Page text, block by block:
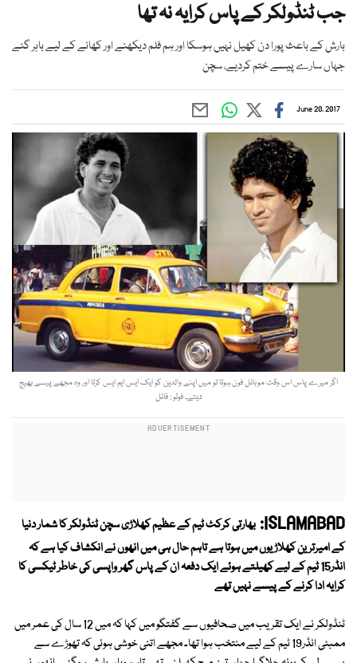
جب ٹنڈولکر کے پاس کرایہ نہ تھا
بارش کے باعث پورا دن کھیل نہیں ہوسکا اور ہم فلم دیکھنے اور کھانے کے لیے باہر گئے
جہاں سارے پیسے ختم کردیے، سچن
June 20, 2017
اگر میرے پاس اس وقت موبائل فون ہوتا تو میں اپنے والدین کو ایک ایس ایم ایس کرتا اور وہ مجھے پیسے بھیج
دیتے۔ فوٹو : فائل
ISLAMABAD: بھارتی کرکٹ ٹیم کے عظیم کھلاڑی سچن ٹنڈولکر کا شمار دنیا
کے امیرترین کھلاڑیوں میں ہوتا ہے تاہم حال ہی میں انھوں نے انکشاف کیا ہے کہ
انڈر15 ٹیم کے لیے کھیلتے ہوئے ایک دفعہ ان کے پاس گھر واپسی کی خاطر ٹیکسی کا
کرایہ ادا کرنے کے پیسے نہیں تھے
ٹنڈولکر نے ایک تقریب میں صحافیوں سے گفتگو میں کہا کہ میں 12 سال کی عمر میں
ممبئی انڈر19 ٹیم کے لیے منتخب ہوا تھا۔ مجھے اتنی خوشی ہوئی کہ تھوڑے سے